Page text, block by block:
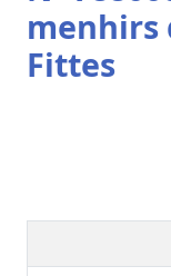
menhirs
Fittes